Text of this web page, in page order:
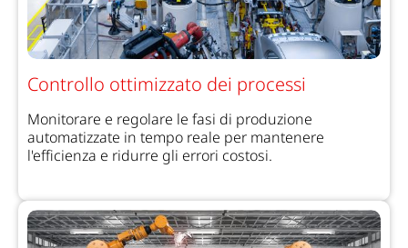
Controllo ottimizzato dei processi
Monitorare e regolare le fasi di produzione
automatizzate in tempo reale per mantenere
l'efficienza e ridurre gli errori costosi.